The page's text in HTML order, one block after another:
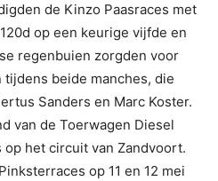
de Kinzo Paasraces met
op een keurige vijfde en
regenbuien zorgden voor
beide manches, die
Sanders en Marc Koster.
van de Toerwagen Diesel
het circuit van Zandvoort.
op 11 en 12 mei